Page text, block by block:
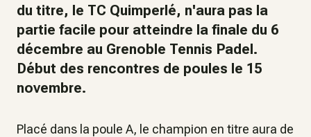
du titre, le TC Quimperlé, n'aura pas la
partie facile pour atteindre la finale du 6
décembre au Grenoble Tennis Padel.
Début des rencontres de poules le 15
novembre.
Placé dans la poule A, le champion en titre aura de